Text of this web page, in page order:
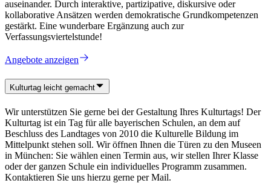
auseinander. Durch interaktive, partizipative, diskursive oder
kollaborative Ansätzen werden demokratische Grundkompetenzen
gestärkt. Eine wunderbare Ergänzung auch zur
Verfassungsviertelstunde!
Angebote anzeigen
Kulturtag leicht gemacht
Wir unterstützen Sie gerne bei der Gestaltung Ihres Kulturtags! Der
Kulturtag ist ein Tag für alle bayerischen Schulen, an dem auf
Beschluss des Landtages von 2010 die Kulturelle Bildung im
Mittelpunkt stehen soll. Wir öffnen Ihnen die Türen zu den Museen
in München: Sie wählen einen Termin aus, wir stellen Ihrer Klasse
oder der ganzen Schule ein individuelles Programm zusammen.
Kontaktieren Sie uns hierzu gerne per Mail.